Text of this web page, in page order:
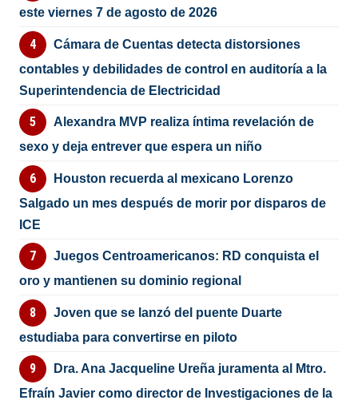
este viernes 7 de agosto de 2026
Cámara de Cuentas detecta distorsiones
contables y debilidades de control en auditoría a la
Superintendencia de Electricidad
Alexandra MVP realiza íntima revelación de
sexo y deja entrever que espera un niño
Houston recuerda al mexicano Lorenzo
Salgado un mes después de morir por disparos de
ICE
Juegos Centroamericanos: RD conquista el
oro y mantienen su dominio regional
Joven que se lanzó del puente Duarte
estudiaba para convertirse en piloto
Dra. Ana Jacqueline Ureña juramenta al Mtro.
Efraín Javier como director de Investigaciones de la